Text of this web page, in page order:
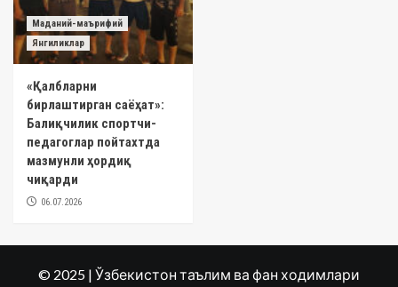
Маданий-маърифий
Янгиликлар
«Қалбларни
бирлаштирган саёҳат»:
Балиқчилик спортчи-
педагоглар пойтахтда
мазмунли ҳордиқ
чиқарди
06.07.2026
© 2025 | Ўзбекистон таълим ва фан ходимлари